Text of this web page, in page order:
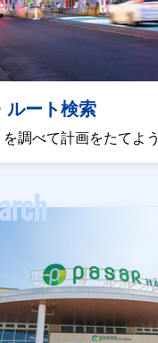
ルート検索
調べて計画をたてよう